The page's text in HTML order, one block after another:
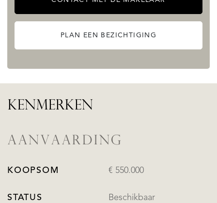
PLAN EEN BEZICHTIGING
KENMERKEN
AANVAARDING
KOOPSOM € 550.000
STATUS Beschikbaar